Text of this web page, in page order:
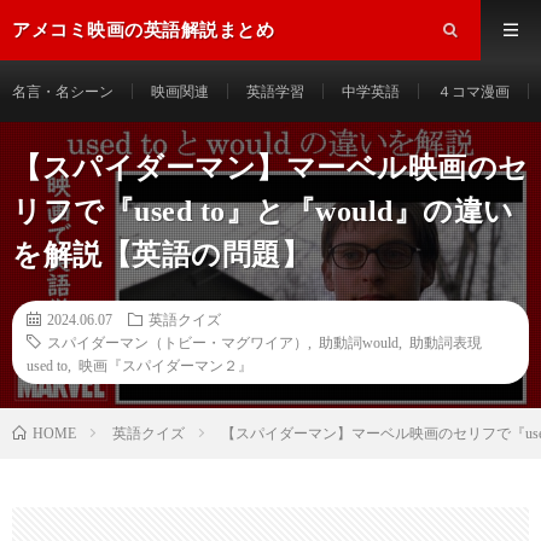
アメコミ映画の英語解説まとめ
名言・名シーン 映画関連 英語学習 中学英語 ４コマ漫画
【スパイダーマン】マーベル映画のセ
リフで『used to』と『would』の違い
を解説【英語の問題】
2024.06.07
英語クイズ
スパイダーマン（トビー・マグワイア）
助動詞would
助動詞表現
used to
映画『スパイダーマン２』
HOME 英語クイズ 【スパイダーマン】マーベル映画のセリフで『